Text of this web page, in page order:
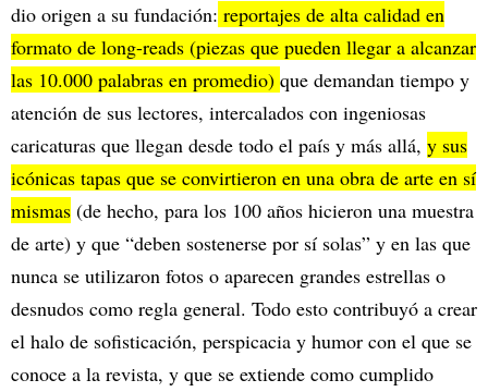
dio origen a su fundación: reportajes de alta calidad en
formato de long-reads (piezas que pueden llegar a alcanzar
las 10.000 palabras en promedio) que demandan tiempo y
atención de sus lectores, intercalados con ingeniosas
caricaturas que llegan desde todo el país y más allá, y sus
icónicas tapas que se convirtieron en una obra de arte en sí
mismas (de hecho, para los 100 años hicieron una muestra
de arte) y que “deben sostenerse por sí solas” y en las que
nunca se utilizaron fotos o aparecen grandes estrellas o
desnudos como regla general. Todo esto contribuyó a crear
el halo de sofisticación, perspicacia y humor con el que se
conoce a la revista, y que se extiende como cumplido